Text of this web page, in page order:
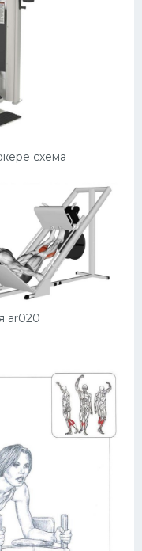
схема
ar020